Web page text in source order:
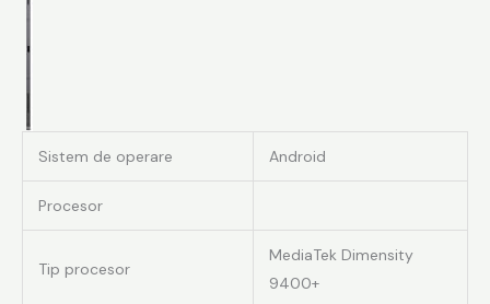
Sistem de operare Android
Procesor
Tip procesor
MediaTek Dimensity
9400+